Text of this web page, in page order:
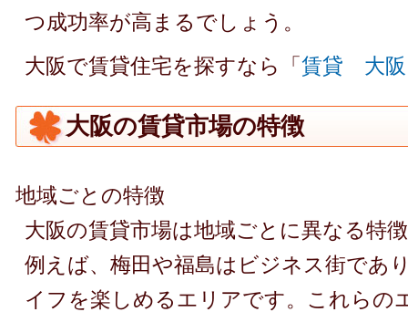
つ成功率が高まるでしょう。
大阪で賃貸住宅を探すなら「賃貸 大阪
大阪の賃貸市場の特徴
地域ごとの特徴
大阪の賃貸市場は地域ごとに異なる特
例えば、梅田や福島はビジネス街であ
イフを楽しめるエリアです。これらの